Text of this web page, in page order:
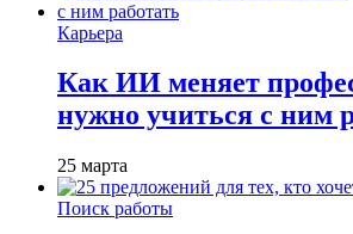
Карьера
Как ИИ меняет
нужно учиться с ним
25 марта
Поиск работы